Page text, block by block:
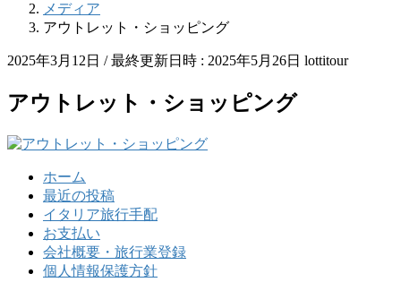
メディア
アウトレット・ショッピング
2025年3月12日 / 最終更新日時 : 2025年5月26日 lottitour
アウトレット・ショッピング
ホーム
最近の投稿
イタリア旅行手配
お支払い
会社概要・旅行業登録
個人情報保護方針